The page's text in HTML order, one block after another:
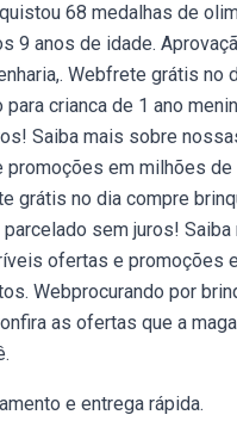
68 medalhas de
9 anos de idade.
Webfrete grátis no
crianca de 1 ano
Saiba mais sobre
promoções em milhões de
grátis no dia compre
sem juros! Saiba
ofertas e promoções
Webprocurando por
as ofertas que a
e entrega rápida.